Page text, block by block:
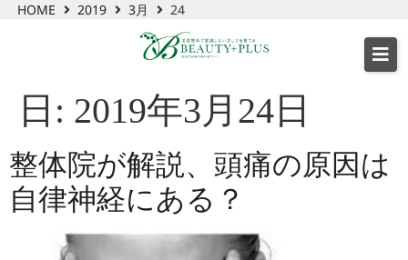
HOME 2019 3月 24
日: 2019年3月24日
整体院が解説、頭痛の原因は
自律神経にある？